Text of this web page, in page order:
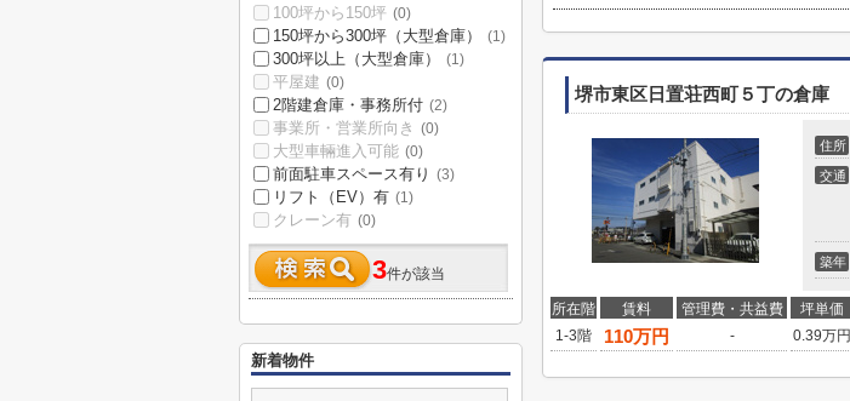
堺市東区日置荘西町５丁の倉庫
住所
交通
築年
所在階 賃料 管理費・共益費 坪単価
1-3階
110万円 - 0.39万円
100坪から150坪 (0)
150坪から300坪（大型倉庫） (1)
300坪以上（大型倉庫） (1)
平屋建 (0)
2階建倉庫・事務所付 (2)
事業所・営業所向き (0)
大型車輛進入可能 (0)
前面駐車スペース有り (3)
リフト（EV）有 (1)
クレーン有 (0)
3件が該当
新着物件